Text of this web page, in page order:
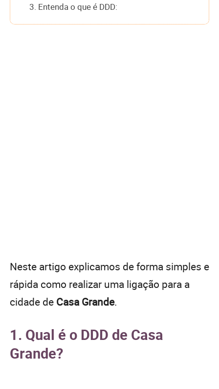
3. Entenda o que é DDD:
Neste artigo explicamos de forma simples e
rápida como realizar uma ligação para a
cidade de Casa Grande.
1. Qual é o DDD de Casa
Grande?